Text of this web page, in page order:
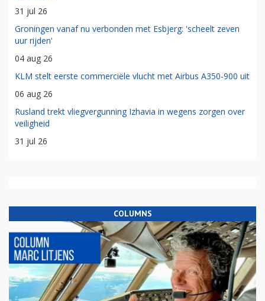
31 jul 26
Groningen vanaf nu verbonden met Esbjerg: 'scheelt zeven
uur rijden'
04 aug 26
KLM stelt eerste commerciële vlucht met Airbus A350-900 uit
06 aug 26
Rusland trekt vliegvergunning Izhavia in wegens zorgen over
veiligheid
31 jul 26
COLUMNS